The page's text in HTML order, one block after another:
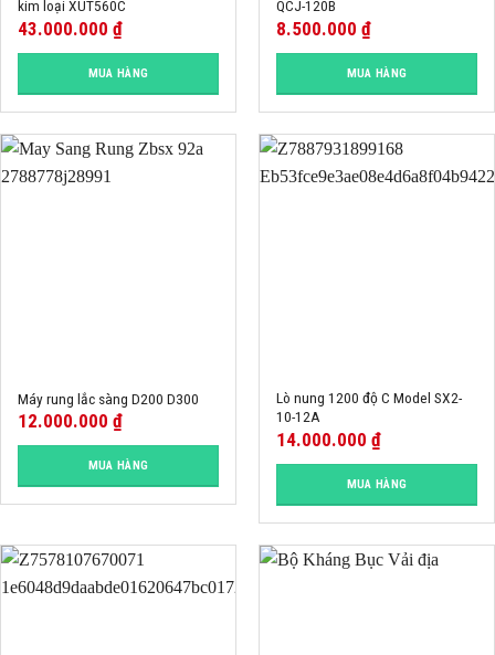
kim loại XUT560C
43.000.000 ₫
MUA HÀNG
QCJ-120B
8.500.000 ₫
MUA HÀNG
Máy rung lắc sàng D200 D300
12.000.000 ₫
MUA HÀNG
Lò nung 1200 độ C Model SX2-
10-12A
14.000.000 ₫
MUA HÀNG